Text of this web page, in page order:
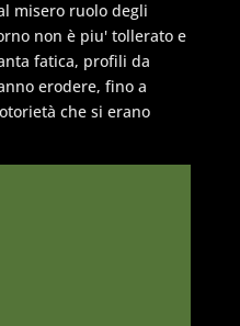
misero ruolo degli
non è piu' tollerato e
fatica, profili da
erodere, fino a
che si erano